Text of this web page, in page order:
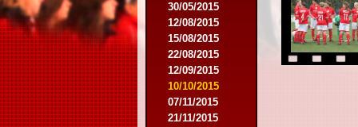
30/05/2015
12/08/2015
15/08/2015
22/08/2015
12/09/2015
10/10/2015
07/11/2015
21/11/2015